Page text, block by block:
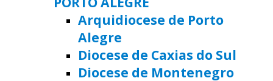
Arquidiocese de Porto
Alegre
Diocese de Caxias do Sul
Diocese de Montenegro